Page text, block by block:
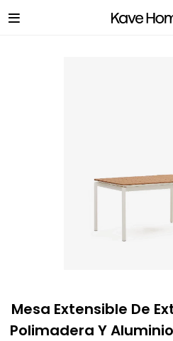

Mesa Extensible De
Polimadera Y
Mensaje